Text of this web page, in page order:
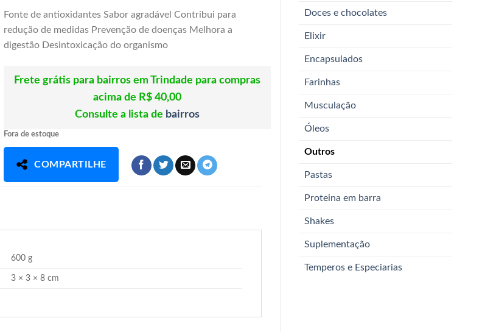
Doces e chocolates
Elixir
Encapsulados
Farinhas
Musculação
Óleos
Outros
Pastas
Proteina em barra
Shakes
Suplementação
Temperos e Especiarias
Fonte de antioxidantes Sabor agradável Contribui para
redução de medidas Prevenção de doenças Melhora a
digestão Desintoxicação do organismo
Frete grátis para bairros em Trindade para compras
acima de R$ 40,00
Consulte a lista de bairros
Fora de estoque
COMPARTILHE
600 g
3 × 3 × 8 cm